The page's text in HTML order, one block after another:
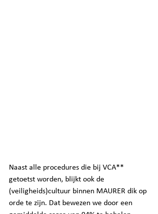
Naast alle procedures die bij VCA**
getoetst worden, blijkt ook de
(veiligheids)cultuur binnen MAURER dik op
orde te zijn. Dat bewezen we door een